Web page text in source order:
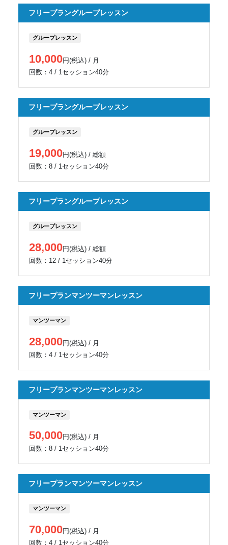
フリープラングループレッスン
グループレッスン
10,000円(税込) / 月
回数：4 / 1セッション40分
フリープラングループレッスン
グループレッスン
19,000円(税込) / 総額
回数：8 / 1セッション40分
フリープラングループレッスン
グループレッスン
28,000円(税込) / 総額
回数：12 / 1セッション40分
フリープランマンツーマンレッスン
マンツーマン
28,000円(税込) / 月
回数：4 / 1セッション40分
フリープランマンツーマンレッスン
マンツーマン
50,000円(税込) / 月
回数：8 / 1セッション40分
フリープランマンツーマンレッスン
マンツーマン
70,000円(税込) / 月
回数：4 / 1セッション40分